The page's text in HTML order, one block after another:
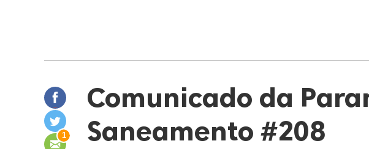
1
Comunicado da
Saneamento #208